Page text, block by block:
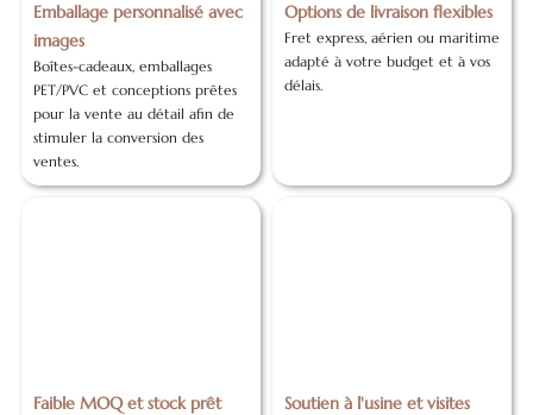
Emballage personnalisé avec
images
Boîtes-cadeaux, emballages
PET/PVC et conceptions prêtes
pour la vente au détail afin de
stimuler la conversion des
ventes.
Options de livraison flexibles
Fret express, aérien ou maritime
adapté à votre budget et à vos
délais.
Faible MOQ et stock prêt
Soutien à l'usine et visites